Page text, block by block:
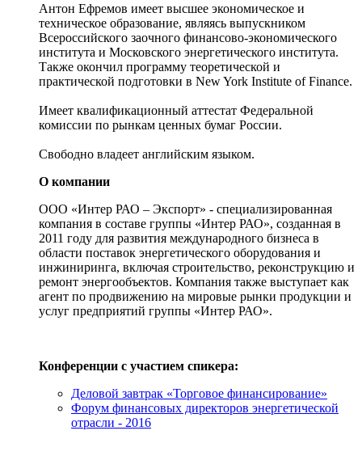
Антон Ефремов имеет высшее экономическое и
техническое образование, являясь выпускником
Всероссийского заочного финансово-экономического
института и Московского энергетического института.
Также окончил программу теоретической и
практической подготовки в New York Institute of Finance.
Имеет квалификационный аттестат Федеральной
комиссии по рынкам ценных бумаг России.
Свободно владеет английским языком.
О компании
ООО «Интер РАО – Экспорт» - специализированная
компания в составе группы «Интер РАО», созданная в
2011 году для развития международного бизнеса в
области поставок энергетического оборудования и
инжиниринга, включая строительство, реконструкцию и
ремонт энергообъектов. Компания также выступает как
агент по продвижению на мировые рынки продукции и
услуг предприятий группы «Интер РАО».
Конференции с участием спикера:
Деловой завтрак «Торговое финансирование»
Форум финансовых директоров энергетической
отрасли - 2016